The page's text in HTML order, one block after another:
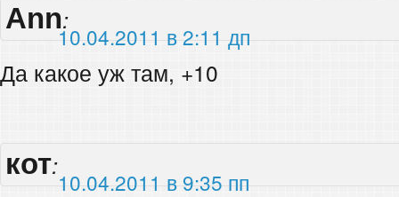
Ann:
10.04.2011 в 2:11 дп
Да какое уж там, +10
кот:
10.04.2011 в 9:35 пп